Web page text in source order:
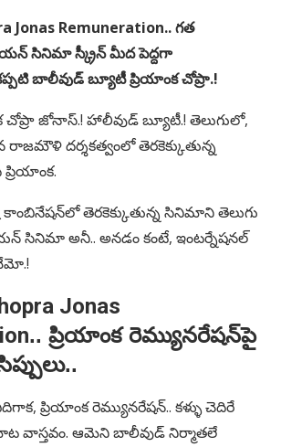
Jonas Remuneration.. గత
సినిమా స్క్రీన్ మీద పెద్దగా
బాలీవుడ్ బ్యూటీ ప్రియాంక చోప్రా.!
జోనాస్.! హాలీవుడ్ బ్యూటీ.! తెలుగులో,
దర్శకత్వంలో తెరకెక్కుతున్న
తెరకెక్కుతున్న సినిమాని తెలుగు
సినిమా అనీ.. అనడం కంటే, ఇంటర్నేషనల్
Jonas
.. ప్రియాంక రెమ్యునరేషన్‌‌పై
ప్రియాంక రెమ్యునరేషన్.. కళ్ళు చెదిరే
వాస్తవం. ఆమెని బాలీవుడ్ నిర్మాతలే